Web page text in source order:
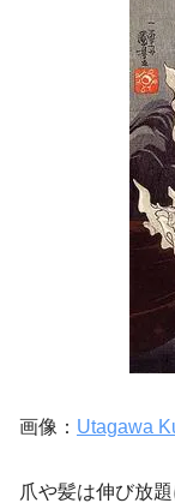
画像： Utagawa
爪や髪は伸び放